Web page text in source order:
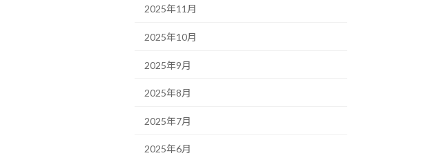
2025年11月
2025年10月
2025年9月
2025年8月
2025年7月
2025年6月